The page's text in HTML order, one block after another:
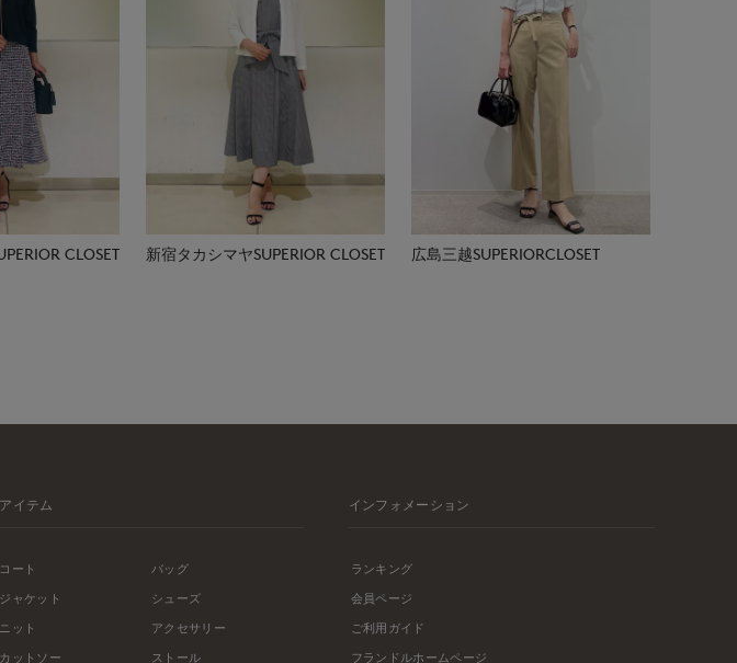
CLOSET 新宿タカシマヤSUPERIOR CLOSET 広島三越SUPERIORCLOSET
アイテム
コート
ジャケット
ニット
カットソー
バッグ
シューズ
アクセサリー
ストール
インフォメーション
ランキング
会員ページ
ご利用ガイド
フランドルホームページ